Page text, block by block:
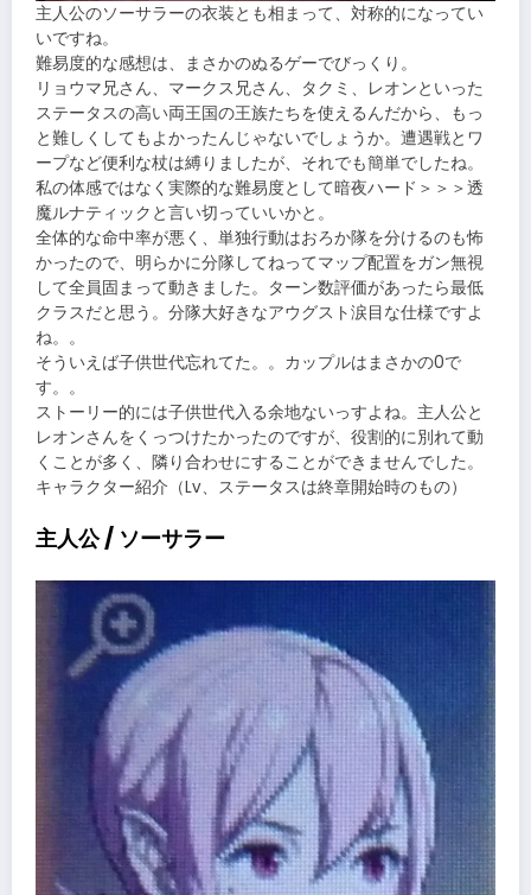
主人公のソーサラーの衣装とも相まって、対称的になってい
いですね。
難易度的な感想は、まさかのぬるゲーでびっくり。
リョウマ兄さん、マークス兄さん、タクミ、レオンといった
ステータスの高い両王国の王族たちを使えるんだから、もっ
と難しくしてもよかったんじゃないでしょうか。遭遇戦とワ
ープなど便利な杖は縛りましたが、それでも簡単でしたね。
私の体感ではなく実際的な難易度として暗夜ハード＞＞＞透
魔ルナティックと言い切っていいかと。
全体的な命中率が悪く、単独行動はおろか隊を分けるのも怖
かったので、明らかに分隊してねってマップ配置をガン無視
して全員固まって動きました。ターン数評価があったら最低
クラスだと思う。分隊大好きなアウグスト涙目な仕様ですよ
ね。。
そういえば子供世代忘れてた。。カップルはまさかの0で
す。。
ストーリー的には子供世代入る余地ないっすよね。主人公と
レオンさんをくっつけたかったのですが、役割的に別れて動
くことが多く、隣り合わせにすることができませんでした。
キャラクター紹介（Lv、ステータスは終章開始時のもの）
主人公 / ソーサラー